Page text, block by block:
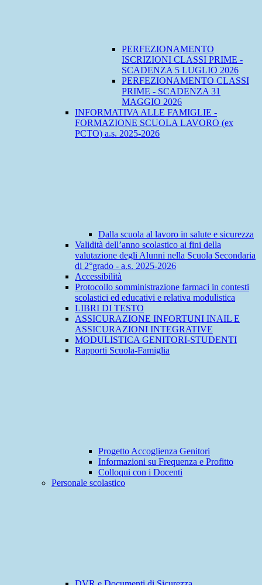
PERFEZIONAMENTO
ISCRIZIONI CLASSI PRIME -
SCADENZA 5 LUGLIO 2026
PERFEZIONAMENTO CLASSI
PRIME - SCADENZA 31
MAGGIO 2026
INFORMATIVA ALLE FAMIGLIE -
FORMAZIONE SCUOLA LAVORO (ex
PCTO) a.s. 2025-2026
Dalla scuola al lavoro in salute e sicurezza
Validità dell’anno scolastico ai fini della
valutazione degli Alunni nella Scuola Secondaria
di 2°grado - a.s. 2025-2026
Accessibilità
Protocollo somministrazione farmaci in contesti
scolastici ed educativi e relativa modulistica
LIBRI DI TESTO
ASSICURAZIONE INFORTUNI INAIL E
ASSICURAZIONI INTEGRATIVE
MODULISTICA GENITORI-STUDENTI
Rapporti Scuola-Famiglia
Progetto Accoglienza Genitori
Informazioni su Frequenza e Profitto
Colloqui con i Docenti
Personale scolastico